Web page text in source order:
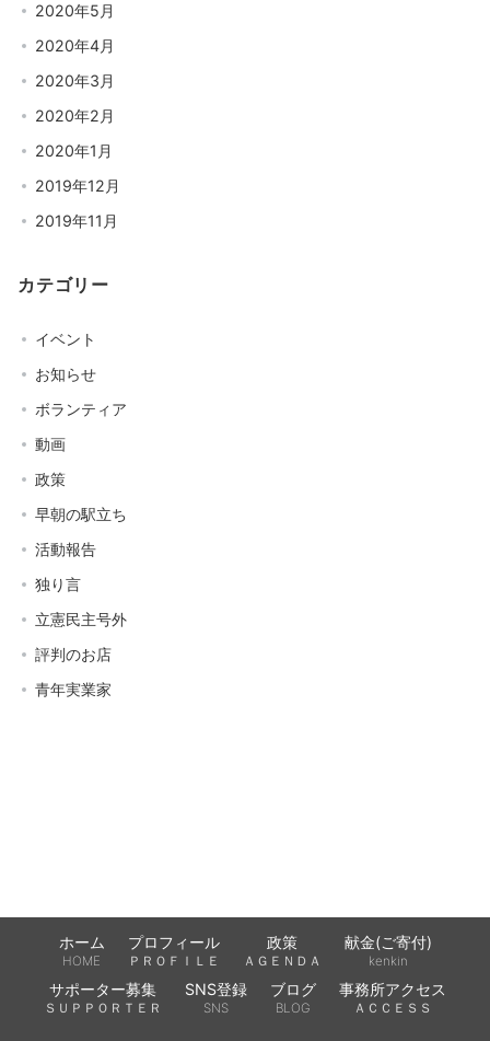
2020年5月
2020年4月
2020年3月
2020年2月
2020年1月
2019年12月
2019年11月
カテゴリー
イベント
お知らせ
ボランティア
動画
政策
早朝の駅立ち
活動報告
独り言
立憲民主号外
評判のお店
青年実業家
ホーム
HOME
プロフィール
ＰＲＯＦＩＬＥ
政策
ＡＧＥＮＤＡ
献金(ご寄付)
kenkin
サポーター募集
ＳＵＰＰＯＲＴＥＲ
SNS登録
SNS
ブログ
BLOG
事務所アクセス
ＡＣＣＥＳＳ